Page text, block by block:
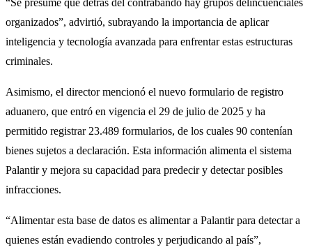
organizados”, advirtió, subrayando la importancia de aplicar
inteligencia y tecnología avanzada para enfrentar estas estructuras
criminales.
Asimismo, el director mencionó el nuevo formulario de registro
aduanero, que entró en vigencia el 29 de julio de 2025 y ha
permitido registrar 23.489 formularios, de los cuales 90 contenían
bienes sujetos a declaración. Esta información alimenta el sistema
Palantir y mejora su capacidad para predecir y detectar posibles
infracciones.
“Alimentar esta base de datos es alimentar a Palantir para detectar a
quienes están evadiendo controles y perjudicando al país”,